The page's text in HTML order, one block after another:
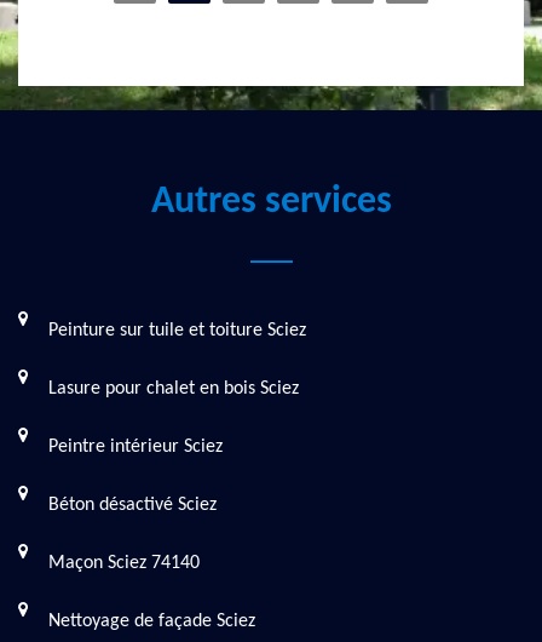
Autres services
Peinture sur tuile et toiture Sciez
Lasure pour chalet en bois Sciez
Peintre intérieur Sciez
Béton désactivé Sciez
Maçon Sciez 74140
Nettoyage de façade Sciez